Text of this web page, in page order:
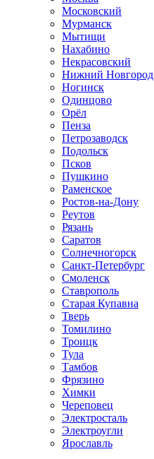
Московский
Мурманск
Мытищи
Нахабино
Некрасовский
Нижний Новгород
Ногинск
Одинцово
Орёл
Пенза
Петрозаводск
Подольск
Псков
Пушкино
Раменское
Ростов-на-Дону
Реутов
Рязань
Саратов
Солнечногорск
Санкт-Петербург
Смоленск
Ставрополь
Старая Купавна
Тверь
Томилино
Троицк
Тула
Тамбов
Фрязино
Химки
Череповец
Электросталь
Электроугли
Ярославль